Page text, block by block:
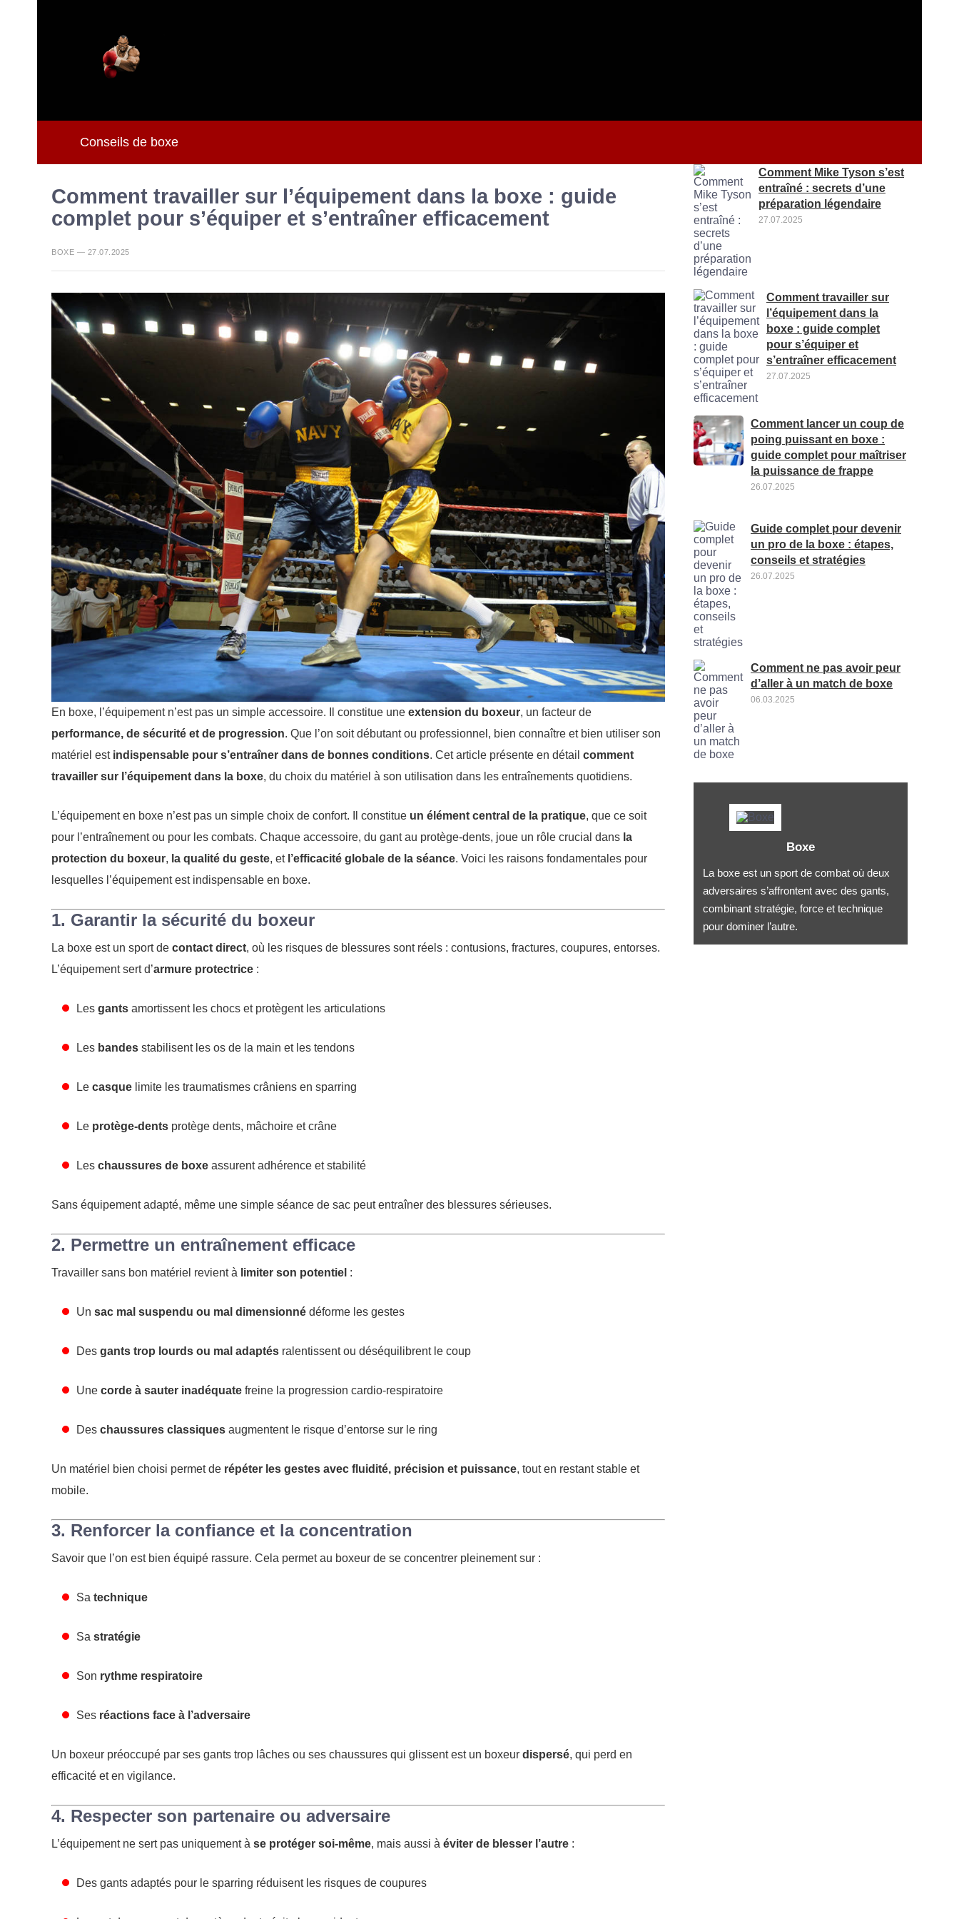
Conseils de boxe
Comment travailler sur l’équipement dans la boxe : guide
complet pour s’équiper et s’entraîner efficacement
BOXE — 27.07.2025
En boxe, l’équipement n’est pas un simple accessoire. Il constitue une extension du boxeur, un facteur de
performance, de sécurité et de progression. Que l’on soit débutant ou professionnel, bien connaître et bien utiliser son
matériel est indispensable pour s’entraîner dans de bonnes conditions. Cet article présente en détail comment
travailler sur l’équipement dans la boxe, du choix du matériel à son utilisation dans les entraînements quotidiens.
L’équipement en boxe n’est pas un simple choix de confort. Il constitue un élément central de la pratique, que ce soit
pour l’entraînement ou pour les combats. Chaque accessoire, du gant au protège-dents, joue un rôle crucial dans la
protection du boxeur, la qualité du geste, et l’efficacité globale de la séance. Voici les raisons fondamentales pour
lesquelles l’équipement est indispensable en boxe.
1. Garantir la sécurité du boxeur
La boxe est un sport de contact direct, où les risques de blessures sont réels : contusions, fractures, coupures, entorses.
L’équipement sert d’armure protectrice :
Les gants amortissent les chocs et protègent les articulations
Les bandes stabilisent les os de la main et les tendons
Le casque limite les traumatismes crâniens en sparring
Le protège-dents protège dents, mâchoire et crâne
Les chaussures de boxe assurent adhérence et stabilité
Sans équipement adapté, même une simple séance de sac peut entraîner des blessures sérieuses.
2. Permettre un entraînement efficace
Travailler sans bon matériel revient à limiter son potentiel :
Un sac mal suspendu ou mal dimensionné déforme les gestes
Des gants trop lourds ou mal adaptés ralentissent ou déséquilibrent le coup
Une corde à sauter inadéquate freine la progression cardio-respiratoire
Des chaussures classiques augmentent le risque d’entorse sur le ring
Un matériel bien choisi permet de répéter les gestes avec fluidité, précision et puissance, tout en restant stable et
mobile.
3. Renforcer la confiance et la concentration
Savoir que l’on est bien équipé rassure. Cela permet au boxeur de se concentrer pleinement sur :
Sa technique
Sa stratégie
Son rythme respiratoire
Ses réactions face à l’adversaire
Un boxeur préoccupé par ses gants trop lâches ou ses chaussures qui glissent est un boxeur dispersé, qui perd en
efficacité et en vigilance.
4. Respecter son partenaire ou adversaire
L’équipement ne sert pas uniquement à se protéger soi-même, mais aussi à éviter de blesser l’autre :
Des gants adaptés pour le sparring réduisent les risques de coupures
Comment Mike Tyson s’est
entraîné : secrets d’une
préparation légendaire
27.07.2025
Comment travailler sur
l’équipement dans la
boxe : guide complet
pour s’équiper et
s’entraîner efficacement
27.07.2025
Comment lancer un coup de
poing puissant en boxe :
guide complet pour maîtriser
la puissance de frappe
26.07.2025
Guide complet pour devenir
un pro de la boxe : étapes,
conseils et stratégies
26.07.2025
Comment ne pas avoir peur
d’aller à un match de boxe
06.03.2025
Boxe
La boxe est un sport de combat où deux
adversaires s’affrontent avec des gants,
combinant stratégie, force et technique
pour dominer l’autre.